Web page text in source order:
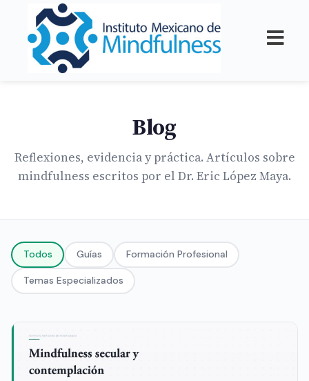
Blog
Reflexiones, evidencia y práctica. Artículos sobre
mindfulness escritos por el Dr. Eric López Maya.
Todos Guías Formación Profesional
Temas Especializados